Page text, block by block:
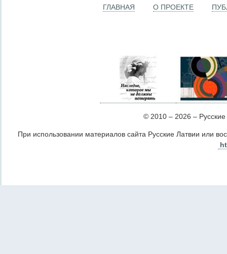
ГЛАВНАЯ О ПРОЕКТЕ
© 2010 – 2026 –
При использовании материалов сайта Русские Латвии или